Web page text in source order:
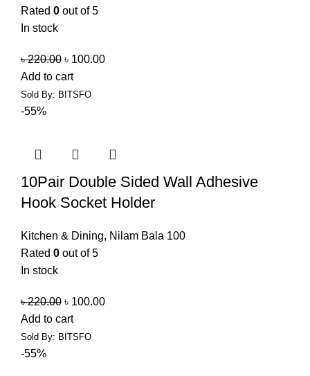
Rated 0 out of 5
In stock
৳220.00 ৳ 100.00
Add to cart
Sold By: BITSFO
-55%
10Pair Double Sided Wall Adhesive
Hook Socket Holder
Kitchen & Dining, Nilam Bala 100
Rated 0 out of 5
In stock
৳220.00 ৳ 100.00
Add to cart
Sold By: BITSFO
-55%